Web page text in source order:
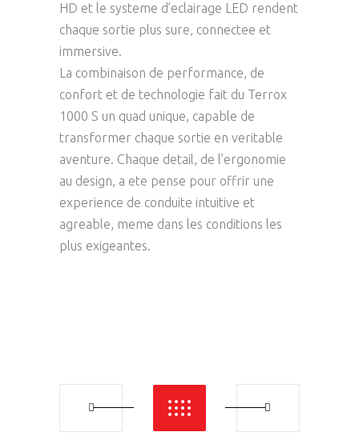
HD et le systeme d’eclairage LED rendent
chaque sortie plus sure, connectee et
immersive.
La combinaison de performance, de
confort et de technologie fait du Terrox
1000 S un quad unique, capable de
transformer chaque sortie en veritable
aventure. Chaque detail, de l’ergonomie
au design, a ete pense pour offrir une
experience de conduite intuitive et
agreable, meme dans les conditions les
plus exigeantes.